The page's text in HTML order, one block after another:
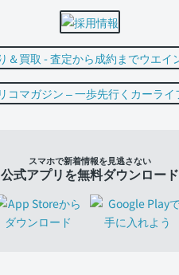
スマホで新着情報を見逃さない
公式アプリを無料ダウンロード